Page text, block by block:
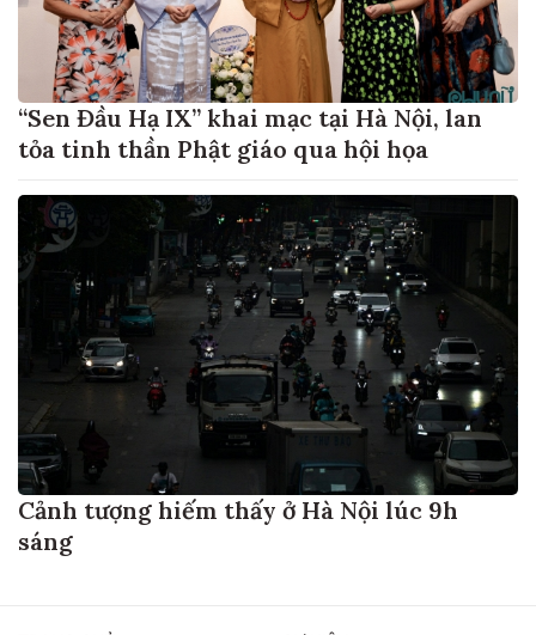
“Sen Đầu Hạ IX” khai mạc tại Hà Nội, lan
tỏa tinh thần Phật giáo qua hội họa
Cảnh tượng hiếm thấy ở Hà Nội lúc 9h
sáng